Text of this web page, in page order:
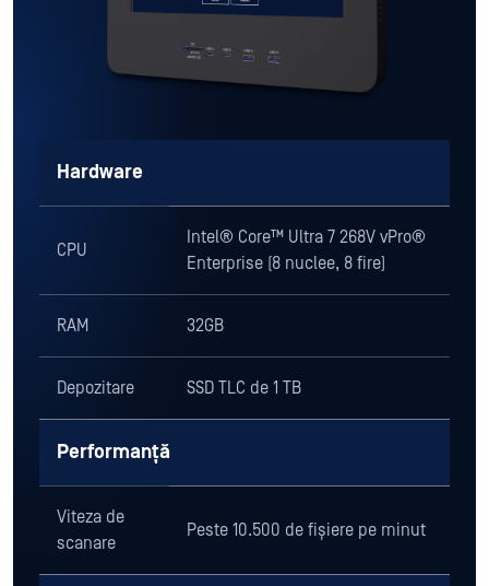
Hardware
CPU
Intel® Core™ Ultra 7 268V vPro®
Enterprise (8 nuclee, 8 fire)
RAM 32GB
Depozitare SSD TLC de 1 TB
Performanță
Viteza de
scanare
Peste 10.500 de fișiere pe minut